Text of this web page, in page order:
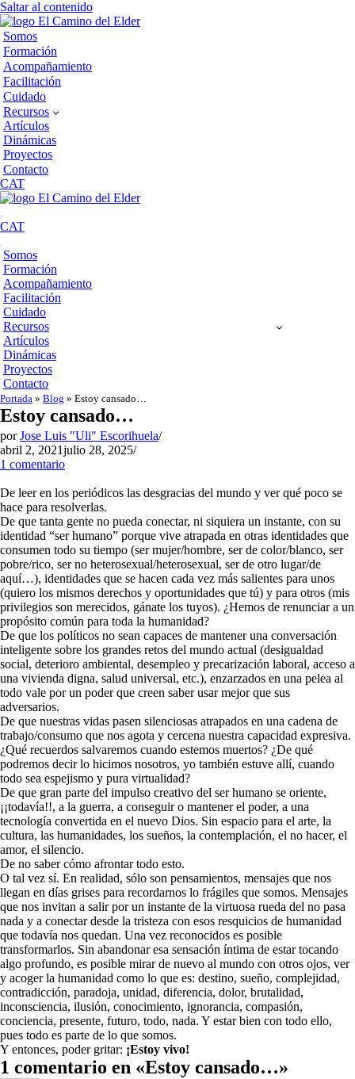
Saltar al contenido
Somos
Formación
Acompañamiento
Facilitación
Cuidado
Recursos
Artículos
Dinámicas
Proyectos
Contacto
CAT
Menú
de
CAT
Menú
de
navegación
Somos
Formación
Acompañamiento
Facilitación
Cuidado
Recursos
Artículos
Dinámicas
Proyectos
Contacto
Portada » Blog » Estoy cansado…
Estoy cansado…
porJose Luis "Uli" Escorihuela
abril 2, 2021julio 28, 2025
1 comentario
De leer en los periódicos las desgracias del mundo y ver qué poco se
hace para resolverlas.
De que tanta gente no pueda conectar, ni siquiera un instante, con su
identidad “ser humano” porque vive atrapada en otras identidades que
consumen todo su tiempo (ser mujer/hombre, ser de color/blanco, ser
pobre/rico, ser no heterosexual/heterosexual, ser de otro lugar/de
aquí…), identidades que se hacen cada vez más salientes para unos
(quiero los mismos derechos y oportunidades que tú) y para otros (mis
privilegios son merecidos, gánate los tuyos). ¿Hemos de renunciar a un
propósito común para toda la humanidad?
De que los políticos no sean capaces de mantener una conversación
inteligente sobre los grandes retos del mundo actual (desigualdad
social, deterioro ambiental, desempleo y precarización laboral, acceso a
una vivienda digna, salud universal, etc.), enzarzados en una pelea al
todo vale por un poder que creen saber usar mejor que sus
adversarios.
De que nuestras vidas pasen silenciosas atrapados en una cadena de
trabajo/consumo que nos agota y cercena nuestra capacidad expresiva.
¿Qué recuerdos salvaremos cuando estemos muertos? ¿De qué
podremos decir lo hicimos nosotros, yo también estuve allí, cuando
todo sea espejismo y pura virtualidad?
De que gran parte del impulso creativo del ser humano se oriente,
¡¡todavía!!, a la guerra, a conseguir o mantener el poder, a una
tecnología convertida en el nuevo Dios. Sin espacio para el arte, la
cultura, las humanidades, los sueños, la contemplación, el no hacer, el
amor, el silencio.
De no saber cómo afrontar todo esto.
O tal vez sí. En realidad, sólo son pensamientos, mensajes que nos
llegan en días grises para recordarnos lo frágiles que somos. Mensajes
que nos invitan a salir por un instante de la virtuosa rueda del no pasa
nada y a conectar desde la tristeza con esos resquicios de humanidad
que todavía nos quedan. Una vez reconocidos es posible
transformarlos. Sin abandonar esa sensación íntima de estar tocando
algo profundo, es posible mirar de nuevo al mundo con otros ojos, ver
y acoger la humanidad como lo que es: destino, sueño, complejidad,
contradicción, paradoja, unidad, diferencia, dolor, brutalidad,
inconsciencia, ilusión, conocimiento, ignorancia, compasión,
conciencia, presente, futuro, todo, nada. Y estar bien con todo ello,
pues todo es parte de lo que somos.
Y entonces, poder gritar: ¡Estoy vivo!
1 comentario en «Estoy cansado…»